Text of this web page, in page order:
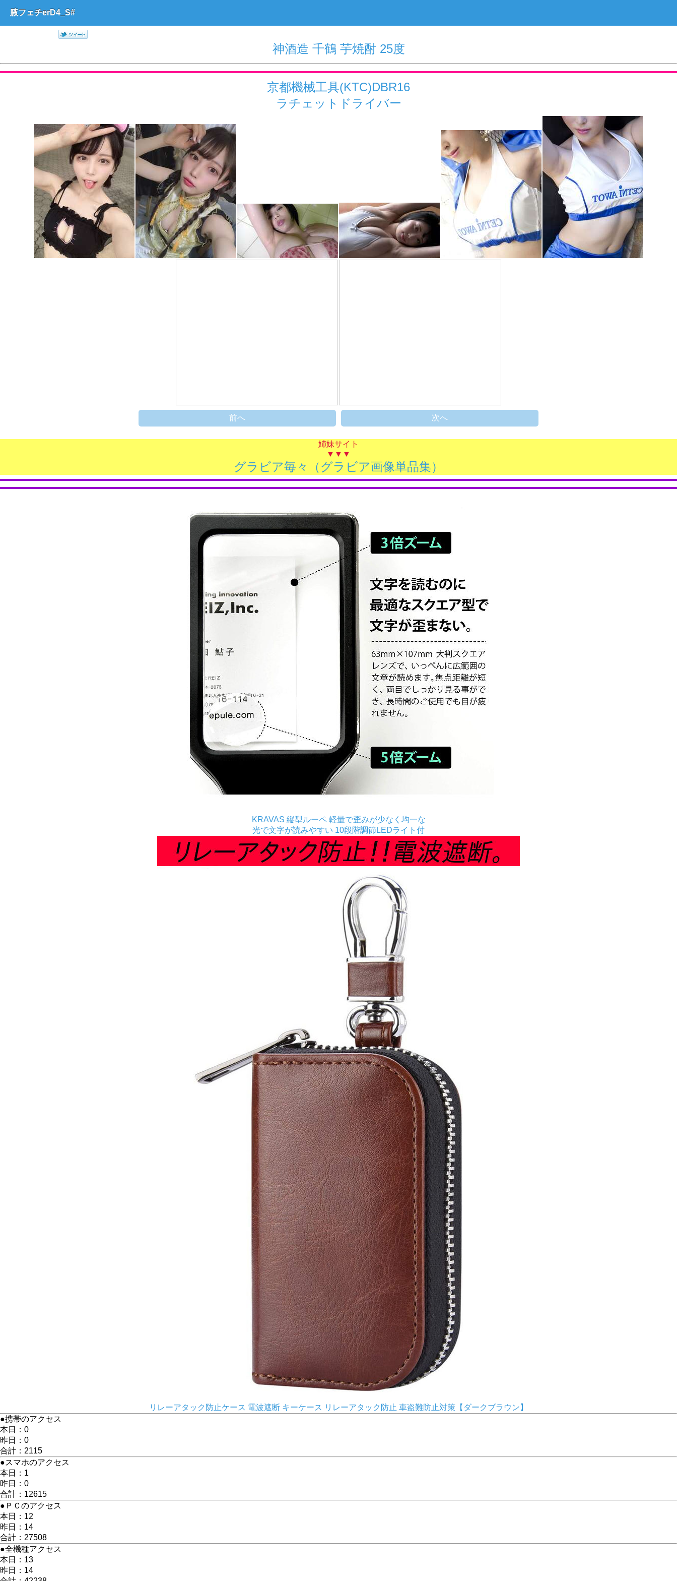
腋フェチerD4_S#
神酒造 千鶴 芋焼酎 25度
京都機械工具(KTC)DBR16
ラチェットドライバー
前へ 次へ
姉妹サイト
▼▼▼
グラビア毎々（グラビア画像単品集）
KRAVAS 縦型ルーペ 軽量で歪みが少なく均一な
光で文字が読みやすい 10段階調節LEDライト付
リレーアタック防止ケース 電波遮断 キーケース リレーアタック防止 車盗難防止対策【ダークブラウン】
●携帯のアクセス
本日：0
昨日：0
合計：2115
●スマホのアクセス
本日：1
昨日：0
合計：12615
●ＰＣのアクセス
本日：12
昨日：14
合計：27508
●全機種アクセス
本日：13
昨日：14